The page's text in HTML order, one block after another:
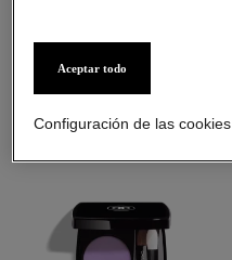
Aceptar todo
Configuración de las cookies